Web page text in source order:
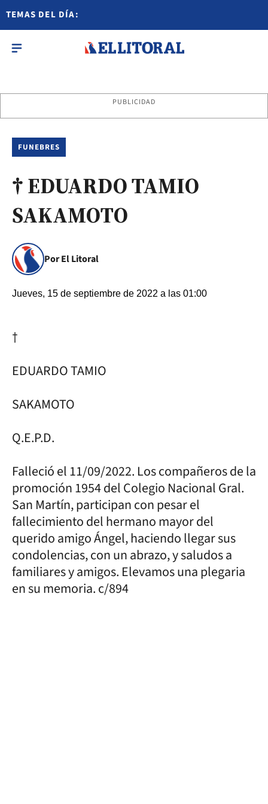
TEMAS DEL DÍA:
PUBLICIDAD
FUNEBRES
† EDUARDO TAMIO
SAKAMOTO
Por El Litoral
Jueves, 15 de septiembre de 2022 a las 01:00
†
EDUARDO TAMIO
SAKAMOTO
Q.E.P.D.
Falleció el 11/09/2022. Los compañeros de la
promoción 1954 del Colegio Nacional Gral.
San Martín, participan con pesar el
fallecimiento del hermano mayor del
querido amigo Ángel, haciendo llegar sus
condolencias, con un abrazo, y saludos a
familiares y amigos. Elevamos una plegaria
en su memoria. c/894